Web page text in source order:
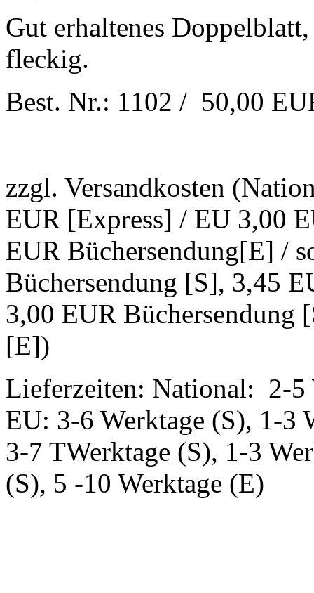
Gut erhaltenes
fleckig.
Best. Nr.: 1102 / 50,00
zzgl. Versandkosten
EUR [Express] / EU 3,00
EUR Büchersendung[E] /
Büchersendung [S], 3,45
3,00 EUR Büchersendung
[E])
Lieferzeiten: National: 2-5
EU: 3-6 Werktage (S), 1-3
3-7 TWerktage (S), 1-3
(S), 5 -10 Werktage (E)